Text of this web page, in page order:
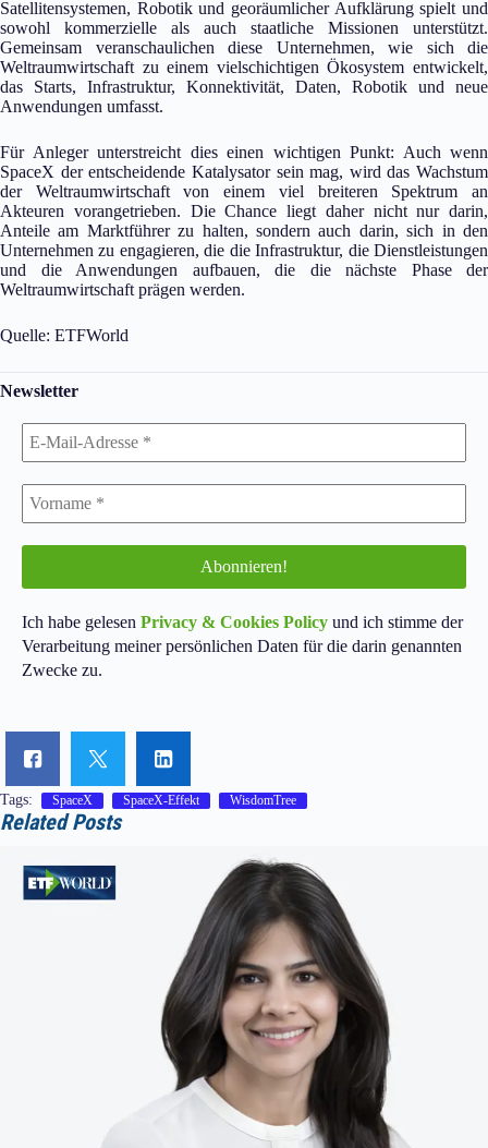
Satellitensystemen, Robotik und georäumlicher Aufklärung spielt und
sowohl kommerzielle als auch staatliche Missionen unterstützt.
Gemeinsam veranschaulichen diese Unternehmen, wie sich die
Weltraumwirtschaft zu einem vielschichtigen Ökosystem entwickelt,
das Starts, Infrastruktur, Konnektivität, Daten, Robotik und neue
Anwendungen umfasst.
Für Anleger unterstreicht dies einen wichtigen Punkt: Auch wenn
SpaceX der entscheidende Katalysator sein mag, wird das Wachstum
der Weltraumwirtschaft von einem viel breiteren Spektrum an
Akteuren vorangetrieben. Die Chance liegt daher nicht nur darin,
Anteile am Marktführer zu halten, sondern auch darin, sich in den
Unternehmen zu engagieren, die die Infrastruktur, die Dienstleistungen
und die Anwendungen aufbauen, die die nächste Phase der
Weltraumwirtschaft prägen werden.
Quelle: ETFWorld
Newsletter
Ich habe gelesen Privacy & Cookies Policy und ich stimme der
Verarbeitung meiner persönlichen Daten für die darin genannten
Zwecke zu.
Tags: SpaceX SpaceX-Effekt WisdomTree
Related Posts